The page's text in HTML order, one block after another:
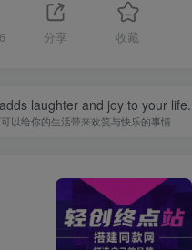
分享 收藏
laughter and joy to your life.
以给你的生活带来欢笑与快乐的事情